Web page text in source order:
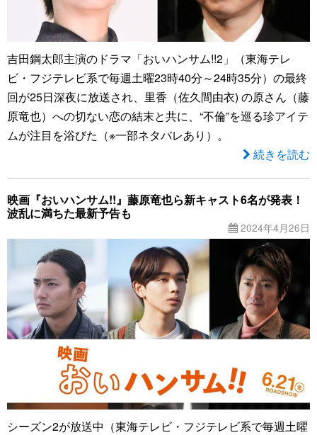
吉田鋼太郎主演のドラマ「おいハンサム!!2」（東海テレ
ビ・フジテレビ系で毎週土曜23時40分～24時35分）の最終
回が25日深夜に放送され、里香（佐久間由衣) の原さん（藤
原竜也）への切ない恋の結末と共に、“不倫”を巡る珍アイテ
ムが注目を浴びた（※一部ネタバレあり）。
続きを読む
映画『おいハンサム!!』藤原竜也ら新キャスト6名が発表！
波乱に満ちた最新予告も
2024年4月26日
シーズン2が放送中（東海テレビ・フジテレビ系で毎週土曜